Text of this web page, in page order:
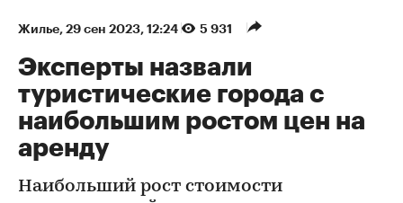
Жилье⁠, 29 сен 2023, 12:24 5 931
Эксперты назвали
туристические города с
наибольшим ростом цен на
аренду
Наибольший рост стоимости